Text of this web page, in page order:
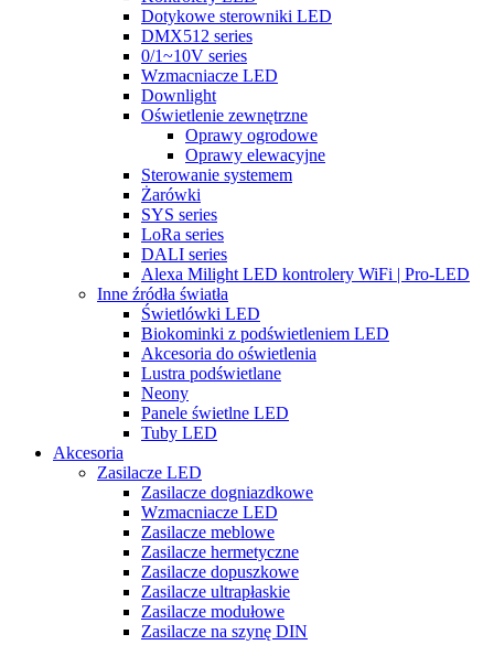
Dotykowe sterowniki LED
DMX512 series
0/1~10V series
Wzmacniacze LED
Downlight
Oświetlenie zewnętrzne
Oprawy ogrodowe
Oprawy elewacyjne
Sterowanie systemem
Żarówki
SYS series
LoRa series
DALI series
Alexa Milight LED kontrolery WiFi | Pro-LED
Inne źródła światła
Świetlówki LED
Biokominki z podświetleniem LED
Akcesoria do oświetlenia
Lustra podświetlane
Neony
Panele świetlne LED
Tuby LED
Akcesoria
Zasilacze LED
Zasilacze dogniazdkowe
Wzmacniacze LED
Zasilacze meblowe
Zasilacze hermetyczne
Zasilacze dopuszkowe
Zasilacze ultrapłaskie
Zasilacze modułowe
Zasilacze na szynę DIN